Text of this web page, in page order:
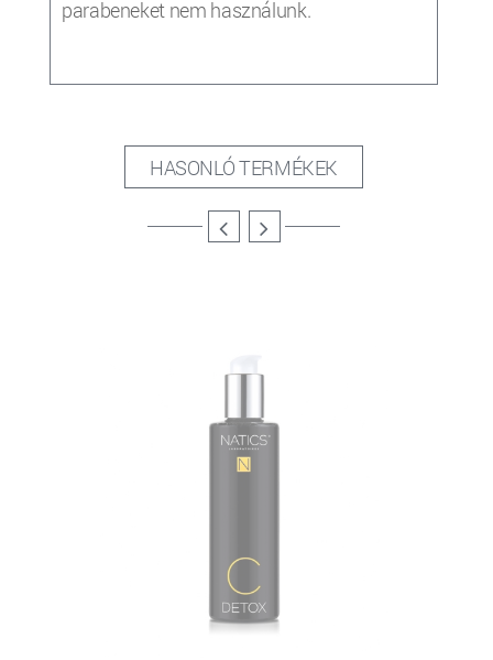
parabeneket nem használunk.
HASONLÓ TERMÉKEK